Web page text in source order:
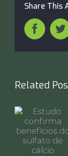
Share This
Related